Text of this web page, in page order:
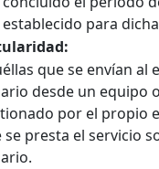
establecido para
que se envían al
desde un equipo
por el propio
se presta el servicio